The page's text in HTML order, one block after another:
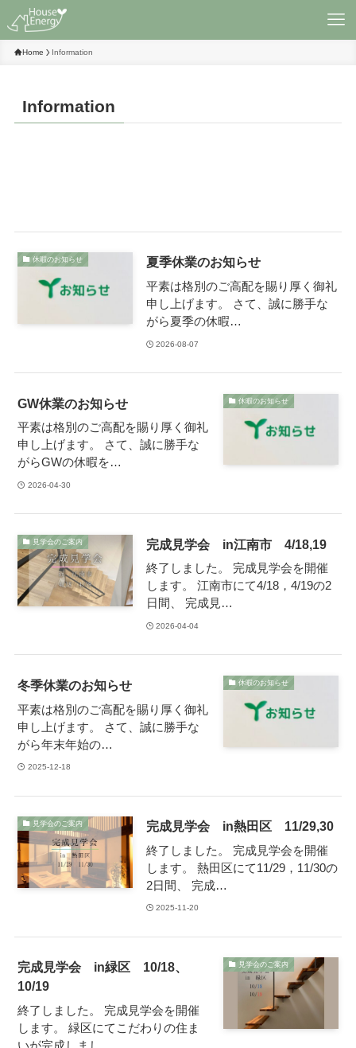
Home Information
Information
休暇のお知らせ 夏季休業のお知らせ
平素は格別のご高配を賜り厚く御礼
申し上げます。 さて、誠に勝手な
がら夏季の休暇…
2026-08-07
休暇のお知らせ
GW休業のお知らせ
平素は格別のご高配を賜り厚く御礼
申し上げます。 さて、誠に勝手な
がらGWの休暇を…
2026-04-30
見学会のご案内 完成見学会 in江南市 4/18,19
終了しました。 完成見学会を開催
します。 江南市にて4/18，4/19の2
日間、 完成見…
2026-04-04
休暇のお知らせ
冬季休業のお知らせ
平素は格別のご高配を賜り厚く御礼
申し上げます。 さて、誠に勝手な
がら年末年始の…
2025-12-18
見学会のご案内 完成見学会 in熱田区 11/29,30
終了しました。 完成見学会を開催
します。 熱田区にて11/29，11/30の
2日間、 完成…
2025-11-20
見学会のご案内
完成見学会 in緑区 10/18、
10/19
終了しました。 完成見学会を開催
します。 緑区にてこだわりの住ま
いが完成しまし…